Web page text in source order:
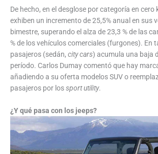
De hecho, en el desglose por categoría en cero
exhiben un incremento de 25,5% anual en sus
bimestre, superando el alza de 23,3 % de las
% de los vehículos comerciales (furgones). En
pasajeros (sedán, city cars) acumula una baja
período. Carlos Dumay comentó que hay
añadiendo a su oferta modelos SUV o
pasajeros por lossport utility.
¿Y qué pasa con los jeeps?